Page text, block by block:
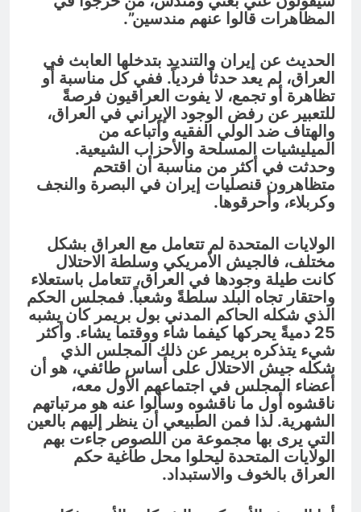
المظاهرات قالوا عنهم مندسين”.
الحديث عن إيران والتنديد بتدخلها العابث في
العراق، لم يعد حدثاً فردياً. ففي كل مناسبة أو
تظاهرة أو تجمع، لا يفوت العراقيون فرصةً
للتعبير عن رفض الوجود الإيراني في العراق،
والهتاف ضد الولي الفقيه وأتباعه من
الميليشيات المسلحة والأحزاب الشيعية.
وحدثت في أكثر من مناسبة أن اقتحم
متظاهرون قنصليات إيران في البصرة والنجف
وكربلاء، وأحرقوها.
الولايات المتحدة لم تتعامل مع العراق بشكل
مختلف، فالجيش الأمريكي وسلطة الاحتلال
كانت طيلة وجودها في العراق، تتعامل باستعلاء
واحتقار تجاه البلد سلطةً وشعباً. فمجلس الحكم
الذي شكله الحاكم المدني بول بريمر كان يشبه
25 دميةً يحركها كيفما شاء ووقتما يشاء. وأكثر
شيء يتذكره بريمر عن ذلك المجلس الذي
شكله جيش الاحتلال على أساس طائفي، هو أن
أعضاء المجلس في اجتماعهم الأول معه،
ناقشوه أول ما ناقشوه وسألوا عنه هو مرتباتهم
الشهرية. لذا فمن الطبيعي أن ينظر إليهم بالعين
التي يرى بها مجموعة من اللصوص جاءت بهم
الولايات المتحدة ليحلوا محل طاغية حكم
العراق بالخوف والاستبداد.